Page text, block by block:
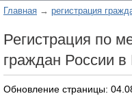
Главная регистрация
Регистрация по
граждан России в
Обновление страницы: